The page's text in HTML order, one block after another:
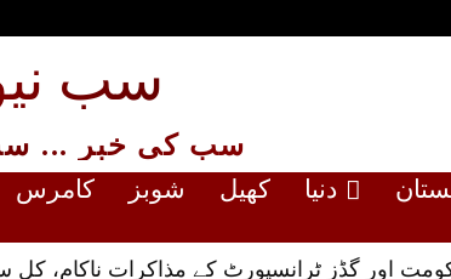
سب
سب کی خبر ...
دنیا کھیل شوبز کامرس
اور گڈز ٹرانسپورٹ کے مذاکرات ناکام، کل